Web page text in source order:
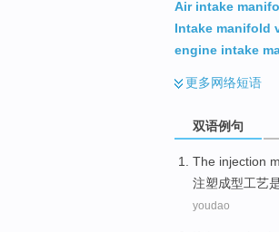
Air intake
Intake manifold
engine intake
更多网络短语
双语例句
The injection
注塑成型工艺
youdao